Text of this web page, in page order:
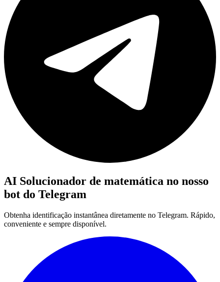
AI Solucionador de matemática no nosso
bot do Telegram
Obtenha identificação instantânea diretamente no Telegram. Rápido,
conveniente e sempre disponível.